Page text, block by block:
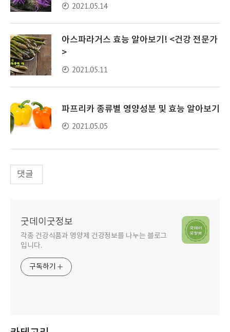
2021.05.14
아스파라거스 효능 알아보기! <건강 전문가
>
2021.05.11
파프리카 종류별 영양성분 및 효능 알아보기
2021.05.05
댓글
굿데이굿정보
각종 건강식품과 영양제 건강정보를 나누는 블로그
입니다.
구독하기